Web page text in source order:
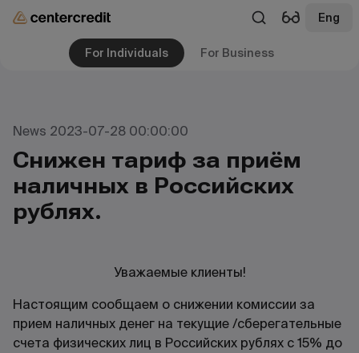
Eng
For Individuals For Business
News 2023-07-28 00:00:00
Снижен тариф за приём
наличных в Российских
рублях.
Уважаемые клиенты!
Настоящим сообщаем о снижении комиссии за
прием наличных денег на текущие /сберегательные
счета физических лиц в Российских рублях с 15% до